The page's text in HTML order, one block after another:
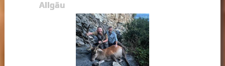
Allgäu